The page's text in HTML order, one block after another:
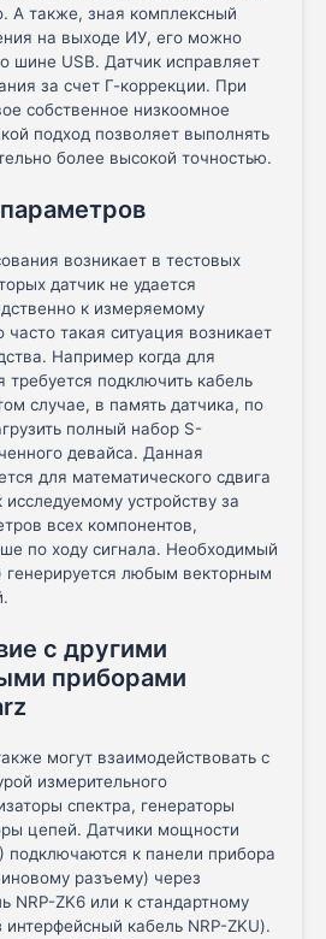
А также, зная комплексный
на выходе ИУ, его можно
шине USB. Датчик исправляет
за счет Г-коррекции. При
собственное низкоомное
подход позволяет выполнять
более высокой точностью.
возникает в тестовых
датчик не удается
к измеряемому
часто такая ситуация возникает
Например когда для
требуется подключить кабель
случае, в память датчика, по
полный набор S-
девайса. Данная
для математического сдвига
устройству за
всех компонентов,
по ходу сигнала. Необходимый
генерируется любым векторным
с другими
приборами
могут взаимодействовать с
измерительного
спектра, генераторы
цепей. Датчики мощности
подключаются к панели прибора
разъему) через
NRP-ZK6 или к стандартному
кабель NRP-ZKU).